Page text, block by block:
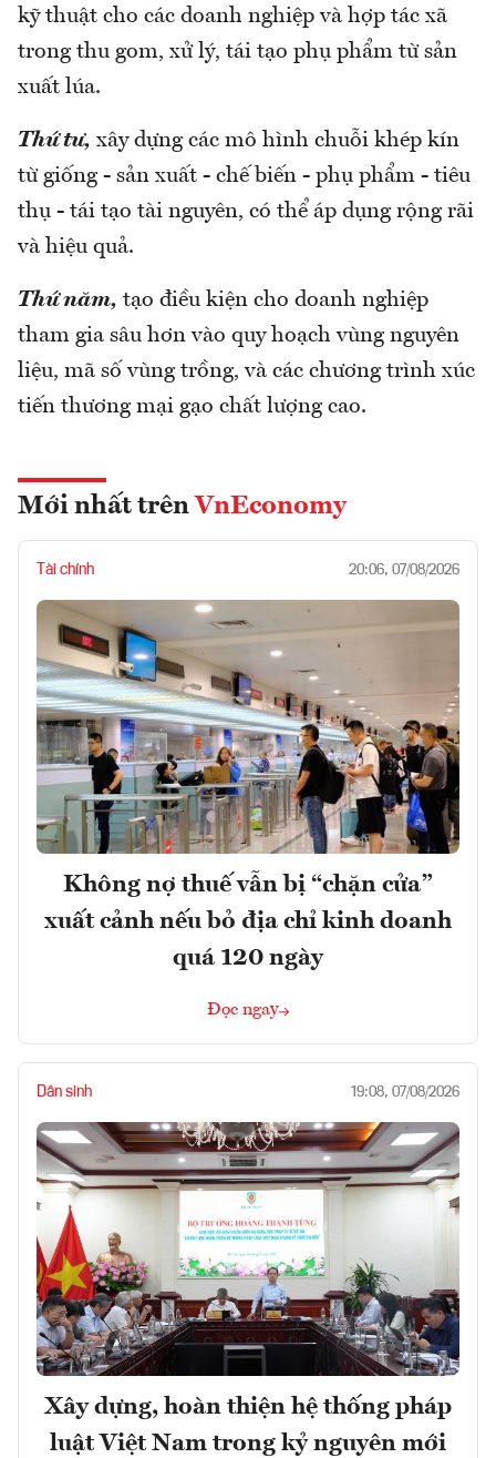
kỹ thuật cho các doanh nghiệp và hợp tác xã
trong thu gom, xử lý, tái tạo phụ phẩm từ sản
xuất lúa.
Thứ tư, xây dựng các mô hình chuỗi khép kín
từ giống - sản xuất - chế biến - phụ phẩm - tiêu
thụ - tái tạo tài nguyên, có thể áp dụng rộng rãi
và hiệu quả.
Thứ năm, tạo điều kiện cho doanh nghiệp
tham gia sâu hơn vào quy hoạch vùng nguyên
liệu, mã số vùng trồng, và các chương trình xúc
tiến thương mại gạo chất lượng cao.
Mới nhất trên VnEconomy
Tài chính 20:06, 07/08/2026
Không nợ thuế vẫn bị “chặn cửa”
xuất cảnh nếu bỏ địa chỉ kinh doanh
quá 120 ngày
Đọc ngay
Dân sinh 19:08, 07/08/2026
Xây dựng, hoàn thiện hệ thống pháp
luật Việt Nam trong kỷ nguyên mới